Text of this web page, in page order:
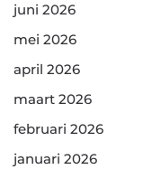
juni 2026
mei 2026
april 2026
maart 2026
februari 2026
januari 2026